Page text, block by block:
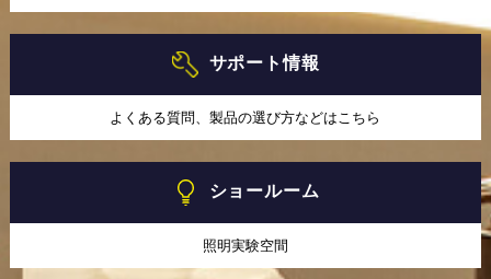
サポート情報
よくある質問、製品の選び方などはこちら
ショールーム
照明実験空間